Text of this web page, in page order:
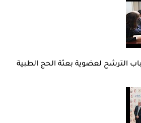
الترشح لعضوية بعثة الحج الطبية